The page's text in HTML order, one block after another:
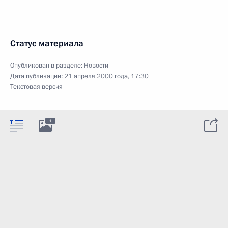
Статус материала
Опубликован в разделе: Новости
Дата публикации:21 апреля 2000 года, 17:30
Текстовая версия
1